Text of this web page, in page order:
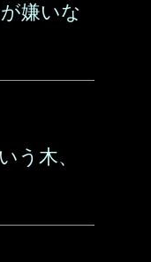
嫌いな
う木、